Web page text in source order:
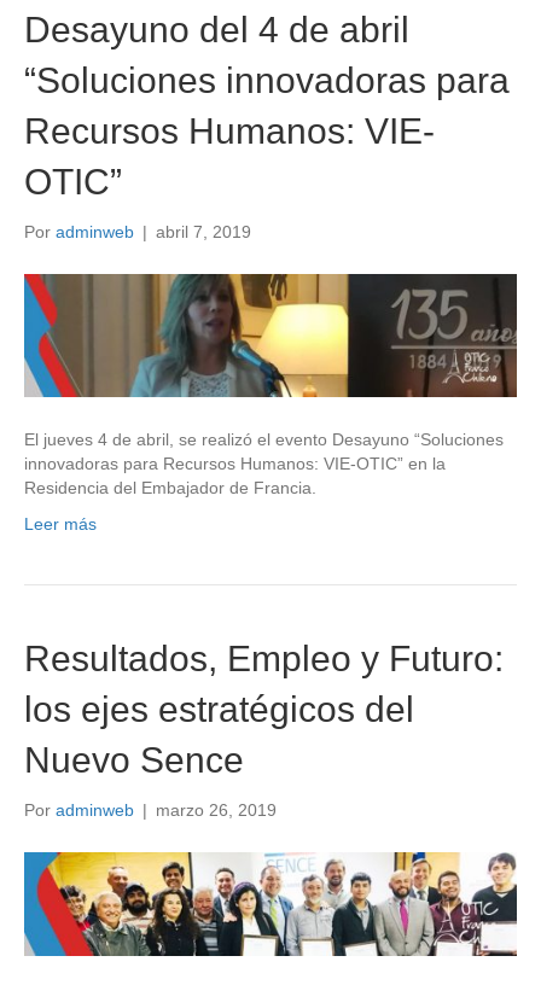
Desayuno del 4 de abril
“Soluciones innovadoras para
Recursos Humanos: VIE-
OTIC”
Por adminweb | abril 7, 2019
El jueves 4 de abril, se realizó el evento Desayuno “Soluciones
innovadoras para Recursos Humanos: VIE-OTIC” en la
Residencia del Embajador de Francia.
Leer más
Resultados, Empleo y Futuro:
los ejes estratégicos del
Nuevo Sence
Por adminweb | marzo 26, 2019